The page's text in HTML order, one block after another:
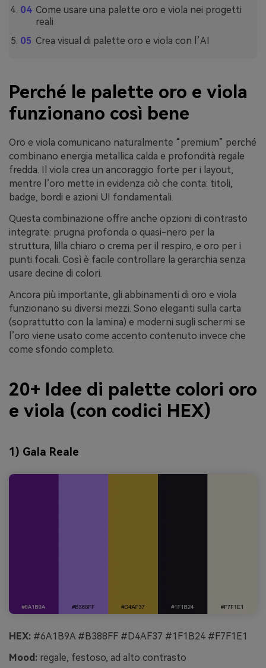
Come usare una palette oro e viola nei progetti
reali
Crea visual di palette oro e viola con l’AI
Perché le palette oro e viola
funzionano così bene
Oro e viola comunicano naturalmente “premium” perché
combinano energia metallica calda e profondità regale
fredda. Il viola crea un ancoraggio forte per i layout,
mentre l’oro mette in evidenza ciò che conta: titoli,
badge, bordi e azioni UI fondamentali.
Questa combinazione offre anche opzioni di contrasto
integrate: prugna profonda o quasi-nero per la
struttura, lilla chiaro o crema per il respiro, e oro per i
punti focali. Così è facile controllare la gerarchia senza
usare decine di colori.
Ancora più importante, gli abbinamenti di oro e viola
funzionano su diversi mezzi. Sono eleganti sulla carta
(soprattutto con la lamina) e moderni sugli schermi se
l’oro viene usato come accento contenuto invece che
come sfondo completo.
20+ Idee di palette colori oro
e viola (con codici HEX)
1) Gala Reale
HEX: #6A1B9A #B388FF #D4AF37 #1F1B24 #F7F1E1
Mood: regale, festoso, ad alto contrasto